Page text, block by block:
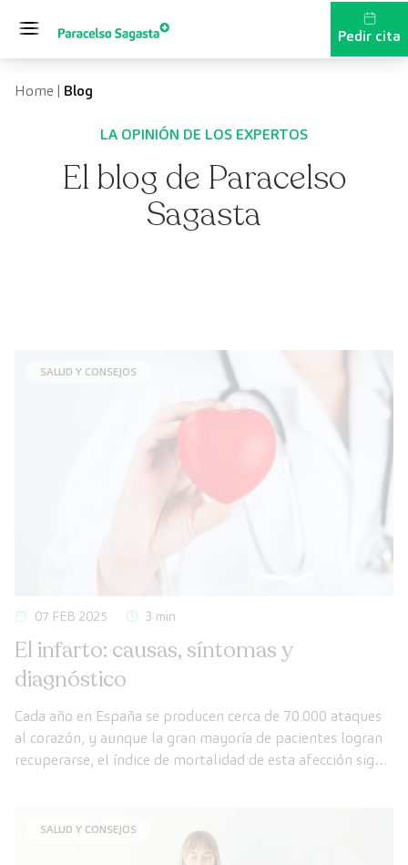
Pedir cita
Home | Blog
LA OPINIÓN DE LOS EXPERTOS
El blog de Paracelso
Sagasta
SALUD Y CONSEJOS
07 FEB 2025 3 min
El infarto: causas, síntomas y
diagnóstico
Cada año en España se producen cerca de 70.000 ataques
al corazón, y aunque la gran mayoría de pacientes logran
recuperarse, el índice de mortalidad de esta afección sigue
SALUD Y CONSEJOS